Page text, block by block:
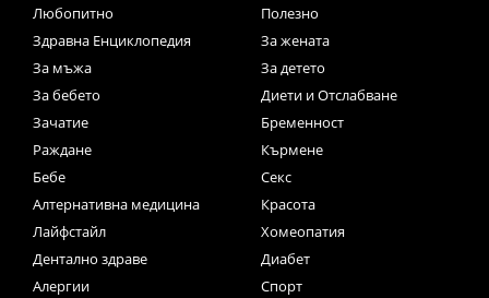
Любопитно
Полезно
Здравна Енциклопедия
За жената
За мъжа
За детето
За бебето
Диети и Отслабване
Зачатие
Бременност
Раждане
Кърмене
Бебе
Секс
Алтернативна медицина
Красота
Лайфстайл
Хомеопатия
Дентално здраве
Диабет
Алергии
Спорт